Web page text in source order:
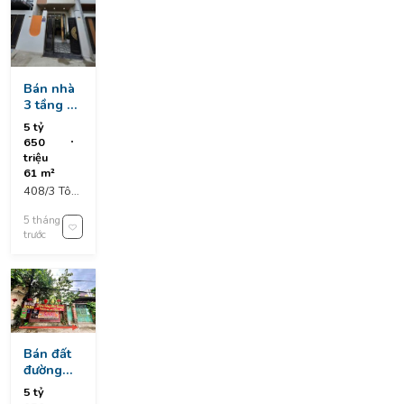
Bán nhà
3 tầng 3
mê
k408/3
tôn đức
thắng
5 tỷ
650
triệu
61 m²
408/3 Tôn
Liên Chiểu,
Đà Nẵng,
5 tháng
trước
Bán đất
đường
7m5
5 tỷ